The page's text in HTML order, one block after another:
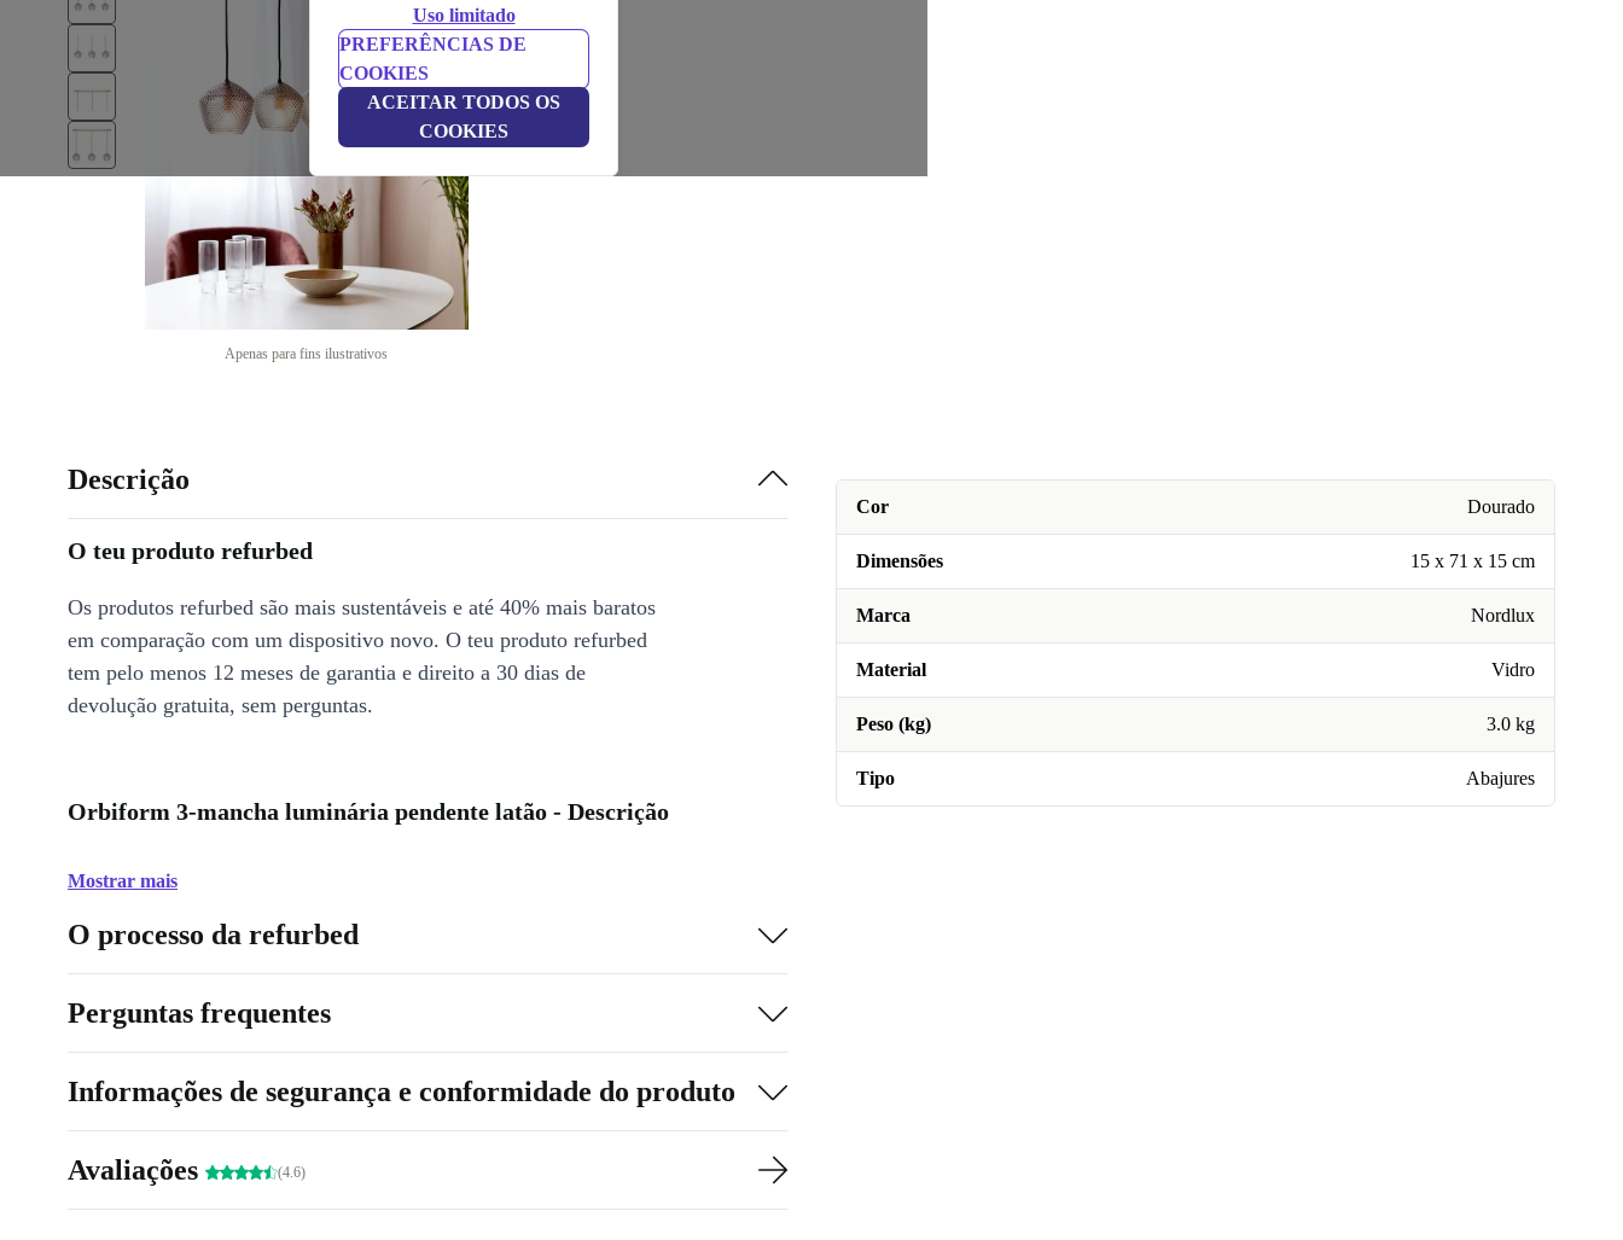
Uso limitado
PREFERÊNCIAS DE
COOKIES
ACEITAR TODOS OS
COOKIES
Apenas para fins ilustrativos
Cor Dourado
Dimensões 15 x 71 x 15 cm
Marca Nordlux
Material Vidro
Peso (kg) 3.0 kg
Tipo Abajures
Descrição
O teu produto refurbed
Os produtos refurbed são mais sustentáveis e até 40% mais baratos
em comparação com um dispositivo novo. O teu produto refurbed
tem pelo menos 12 meses de garantia e direito a 30 dias de
devolução gratuita, sem perguntas.
Orbiform 3-mancha luminária pendente latão - Descrição
Mostrar mais
O processo da refurbed
Perguntas frequentes
Informações de segurança e conformidade do produto
Avaliações (4.6)